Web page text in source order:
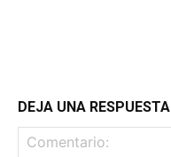
DEJA UNA RESPUESTA